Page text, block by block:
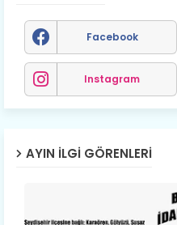
Facebook
Instagram
AYIN İLGI GÖRENLERI